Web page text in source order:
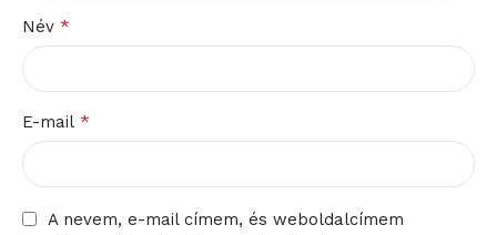
Név *
E-mail *
A nevem, e-mail címem, és weboldalcímem